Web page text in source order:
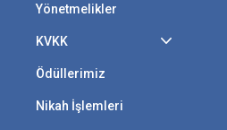
Yönetmelikler
KVKK
Ödüllerimiz
Nikah İşlemleri